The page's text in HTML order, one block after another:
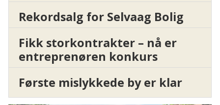
Rekordsalg for Selvaag Bolig
Fikk storkontrakter – nå er
entreprenøren konkurs
Første mislykkede by er klar